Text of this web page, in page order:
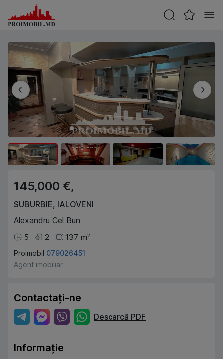
145,000 €,
SUBURBIE, IALOVENI
Alexandru Cel Bun
5
2 137 m2
Proimobil 079026451
Agent imobiliar
Contactați-ne
Descarcă PDF
Informație